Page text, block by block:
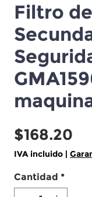
Filtro
$168.20
IVA incluido |
Cantidad *